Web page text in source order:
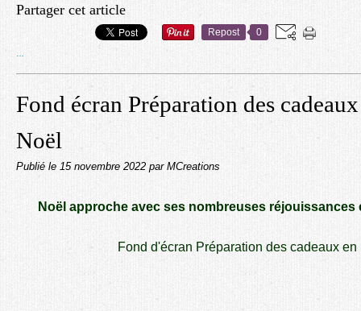
Partager cet article
Repost 0
Fond écran Préparation des
Noël
Publié le 15 novembre 2022 par MCreations
Noël approche avec ses nombreuses réjouissances
Fond d'écran Préparation des cadeaux en